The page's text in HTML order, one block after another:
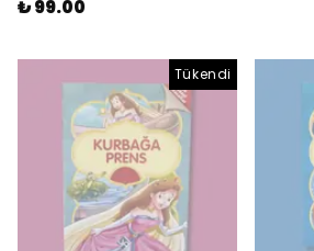
₺ 99.00
Tükendi